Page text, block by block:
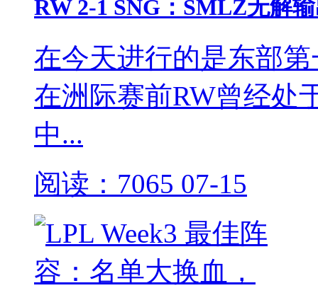
RW 2-1 SNG：SMLZ无解
在今天进行的是东部
在洲际赛前RW曾经处
中...
阅读：7065 07-15